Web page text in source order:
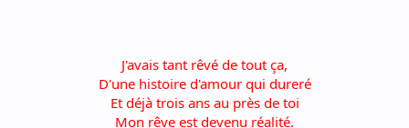
J'avais tant rêvé de tout ça,
D'une histoire d'amour qui dureré
Et déjà trois ans au près de toi
Mon rêve est devenu réalité.